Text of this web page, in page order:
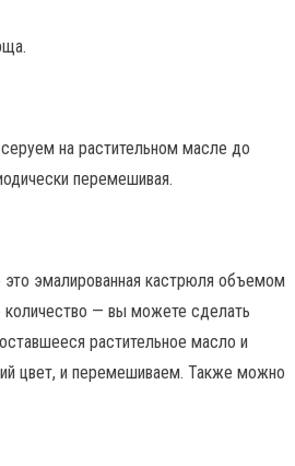
на растительном масле до
перемешивая.
эмалированная кастрюля объемом
— вы можете сделать
растительное масло и
цвет, и перемешиваем. Также можно